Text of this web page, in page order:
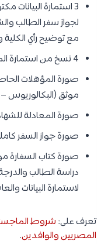
3 استمارة
لجواز سفر الطالب
مع توضيح رأي الكلية
4 نسخ من استمارة المعلومات موضحا بها جميع البيانات.
صورة المؤهلات
موثق (البكالوريوس
صورة المعادلة
صورة جواز السفر
صورة كتاب السفارة
دراسة الطالب
لاستمارة البيانات
تعرف على: شروط
المصريين والوافدين.